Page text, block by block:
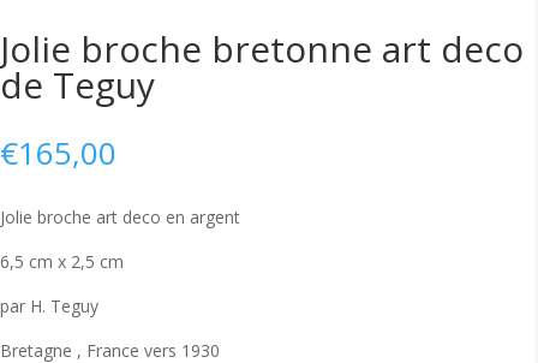
Jolie broche bretonne art deco
de Teguy
€165,00
Jolie broche art deco en argent
6,5 cm x 2,5 cm
par H. Teguy
Bretagne , France vers 1930